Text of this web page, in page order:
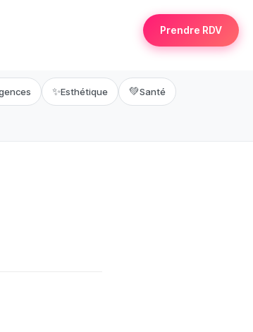
✨Esthétique 💚Santé
Prendre RDV